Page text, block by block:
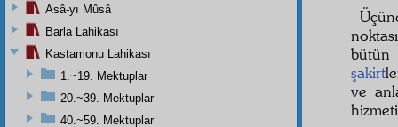
bütün
şakirt
ve
Asâ-yı Mûsâ
Barla Lahikası
Kastamonu Lahikası
1.~19. Mektuplar
20.~39. Mektuplar
40.~59. Mektuplar